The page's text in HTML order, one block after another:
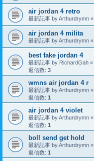
air jordan 4 retro
最新記事 byArthurdrymn «
air jordan 4 milita
最新記事 byArthurdrymn «
best fake jordan 4
最新記事 by RichardGah «
返信数: 3
wmns air jordan 4 r
最新記事 byArthurdrymn «
返信数: 1
air jordan 4 violet
最新記事 byArthurdrymn «
返信数: 1
boll send get hold
最新記事 byArthurdrymn «
返信数: 1